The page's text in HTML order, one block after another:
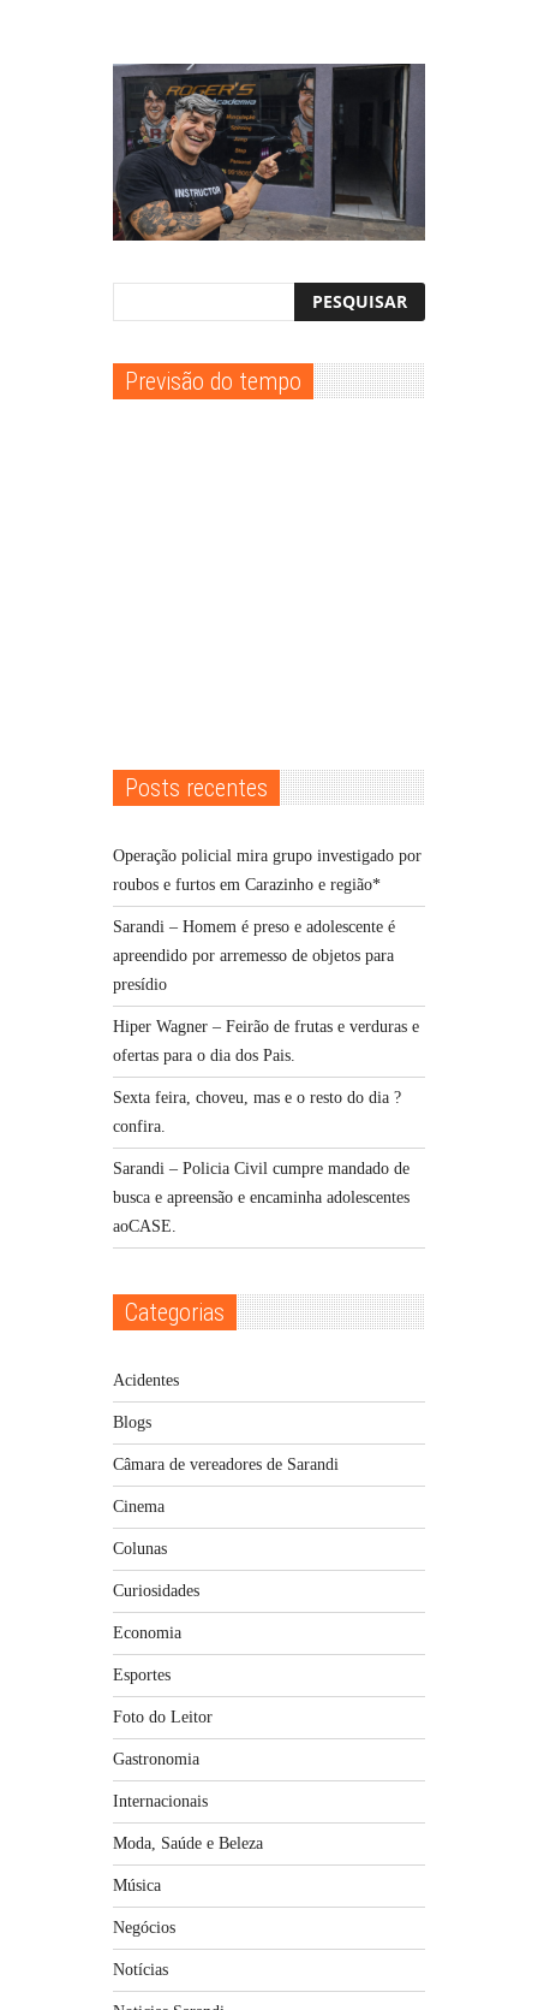
Previsão do tempo
Posts recentes
Operação policial mira grupo investigado por
roubos e furtos em Carazinho e região*
Sarandi – Homem é preso e adolescente é
apreendido por arremesso de objetos para
presídio
Hiper Wagner – Feirão de frutas e verduras e
ofertas para o dia dos Pais.
Sexta feira, choveu, mas e o resto do dia ?
confira.
Sarandi – Policia Civil cumpre mandado de
busca e apreensão e encaminha adolescentes
aoCASE.
Categorias
Acidentes
Blogs
Câmara de vereadores de Sarandi
Cinema
Colunas
Curiosidades
Economia
Esportes
Foto do Leitor
Gastronomia
Internacionais
Moda, Saúde e Beleza
Música
Negócios
Notícias